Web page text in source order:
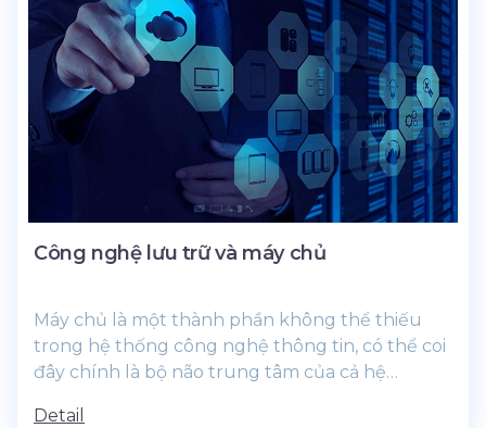
Công nghệ lưu trữ và máy chủ
Máy chủ là một thành phần không thể thiếu
trong hệ thống công nghệ thông tin, có thể coi
đây chính là bộ não trung tâm của cả hệ
Detail